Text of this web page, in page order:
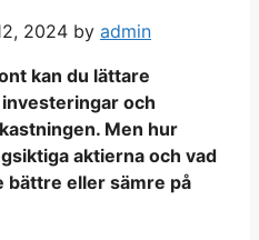
2024 by admin
kan du lättare
och
Men hur
aktierna och vad
bättre eller sämre på